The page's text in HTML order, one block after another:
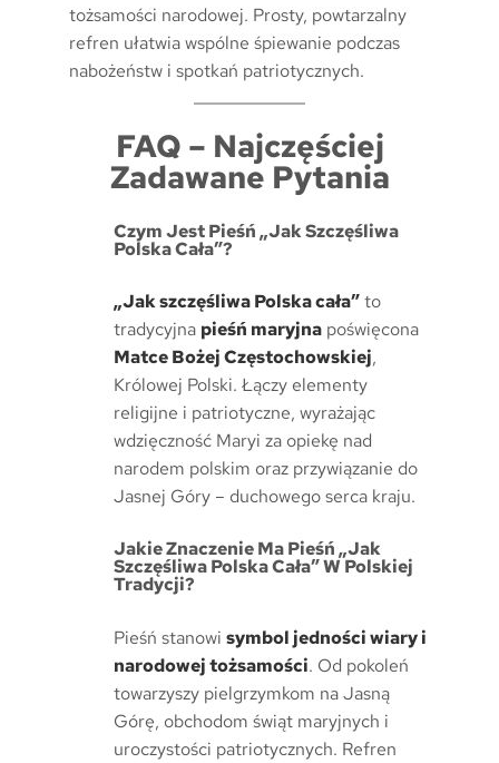
tożsamości narodowej. Prosty, powtarzalny
refren ułatwia wspólne śpiewanie podczas
nabożeństw i spotkań patriotycznych.
FAQ – Najczęściej
Zadawane Pytania
Czym Jest Pieśń „Jak Szczęśliwa
Polska Cała”?
„Jak szczęśliwa Polska cała”to
tradycyjna pieśń maryjna poświęcona
Matce Bożej Częstochowskiej,
Królowej Polski. Łączy elementy
religijne i patriotyczne, wyrażając
wdzięczność Maryi za opiekę nad
narodem polskim oraz przywiązanie do
Jasnej Góry – duchowego serca kraju.
Jakie Znaczenie Ma Pieśń „Jak
Szczęśliwa Polska Cała” W Polskiej
Tradycji?
Pieśń stanowi symbol jedności wiary i
narodowej tożsamości. Od pokoleń
towarzyszy pielgrzymkom na Jasną
Górę, obchodom świąt maryjnych i
uroczystości patriotycznych. Refren